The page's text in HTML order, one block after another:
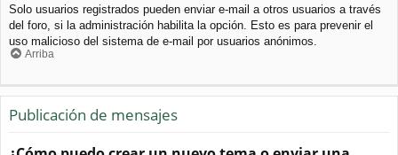
Solo usuarios registrados pueden enviar e-mail a otros usuarios a través
del foro, si la administración habilita la opción. Esto es para prevenir el
uso malicioso del sistema de e-mail por usuarios anónimos.
Arriba
Publicación de mensajes